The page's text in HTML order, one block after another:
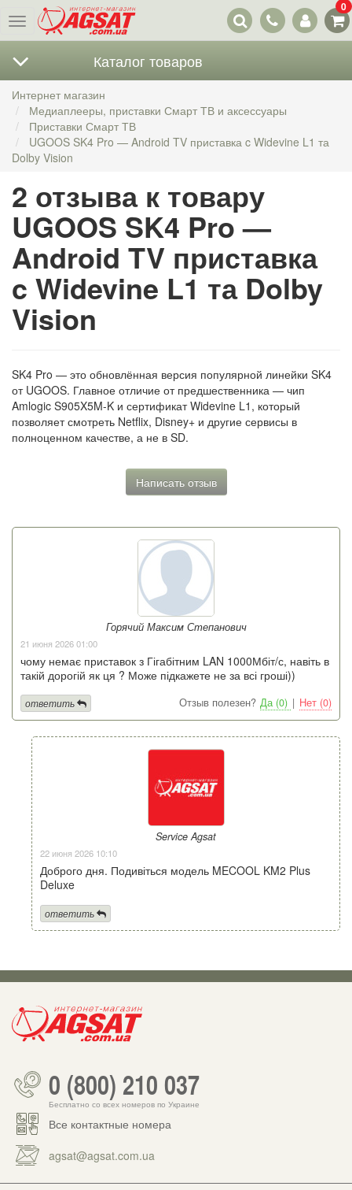
Меню
Наши
контакты
0
Каталог товаров
Интернет магазин
Медиаплееры, приставки Смарт ТВ и аксессуары
Приставки Смарт ТВ
UGOOS SK4 Pro — Android TV приставка c Widevine L1 та
Dolby Vision
2 отзыва к товару
UGOOS SK4 Pro —
Android TV приставка
c Widevine L1 та Dolby
Vision
SK4 Pro — это обновлённая версия популярной линейки SK4
от UGOOS. Главное отличие от предшественника — чип
Amlogic S905X5M-K и сертификат Widevine L1, который
позволяет смотреть Netflix, Disney+ и другие сервисы в
полноценном качестве, а не в SD.
Написать отзыв
Горячий Максим Степанович
21 июня 2026 01:00
чому немає приставок з Гігабітним LAN 1000Мбіт/с, навіть в
такій дорогій як ця ? Може підкажете не за всі гроші))
Отзыв полезен? Да (0) | Нет (0)
ответить
Service Agsat
22 июня 2026 10:10
Доброго дня. Подивіться модель MECOOL KM2 Plus
Deluxe
ответить
0 (800) 210 037
Бесплатно со всех номеров по Украине
Все контактные номера
agsat@agsat.com.ua